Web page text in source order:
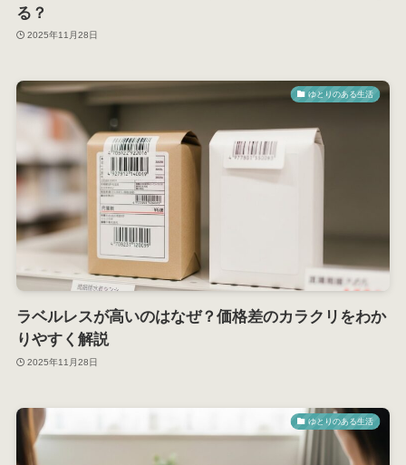
る？
2025年11月28日
ゆとりのある生活
ラベルレスが高いのはなぜ？価格差のカラクリをわか
りやすく解説
2025年11月28日
ゆとりのある生活